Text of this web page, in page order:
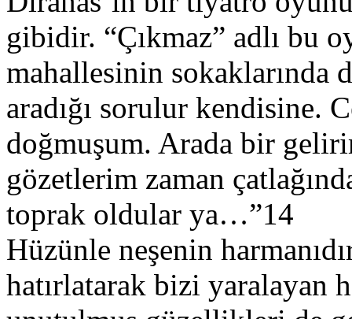
gibidir. “Çıkmaz” adlı bu
mahallesinin sokaklarında
aradığı sorulur kendisine.
doğmuşum. Arada bir
gözetlerim zaman
toprak oldular ya…”14
Hüzünle neşenin
hatırlatarak bizi yaralayan